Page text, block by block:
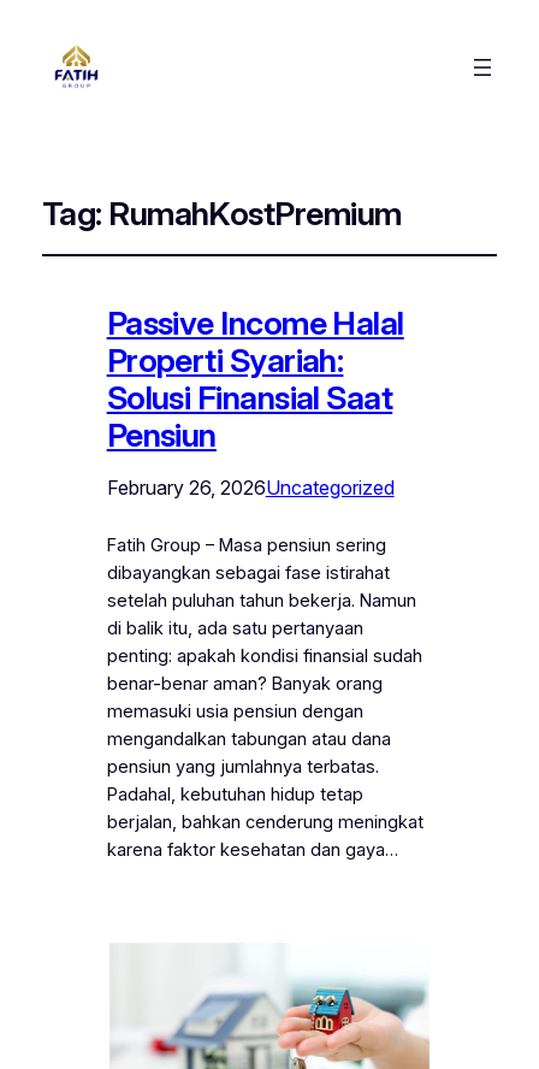
Tag: RumahKostPremium
Passive Income Halal
Properti Syariah:
Solusi Finansial Saat
Pensiun
February 26, 2026Uncategorized
Fatih Group – Masa pensiun sering
dibayangkan sebagai fase istirahat
setelah puluhan tahun bekerja. Namun
di balik itu, ada satu pertanyaan
penting: apakah kondisi finansial sudah
benar-benar aman? Banyak orang
memasuki usia pensiun dengan
mengandalkan tabungan atau dana
pensiun yang jumlahnya terbatas.
Padahal, kebutuhan hidup tetap
berjalan, bahkan cenderung meningkat
karena faktor kesehatan dan gaya…